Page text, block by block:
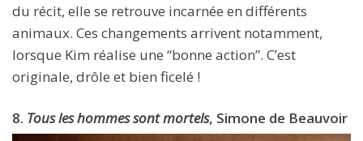
du récit, elle se retrouve incarnée en différents
animaux. Ces changements arrivent notamment,
lorsque Kim réalise une “bonne action”. C’est
originale, drôle et bien ficelé !
8. Tous les hommes sont mortels, Simone de Beauvoir